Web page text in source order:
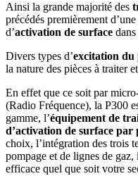
Ainsi la grande majorité des
précédés premièrement
d’activation de surface
Divers types d’excitation du
la nature des pièces à traiter
En effet que ce soit par
(Radio Fréquence), la P300
gamme, l’équipement de
d’activation de surface
choix, l’intégration des trois
pompage et de lignes de
efficace quel que soit votre